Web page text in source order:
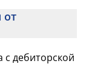
от
с дебиторской